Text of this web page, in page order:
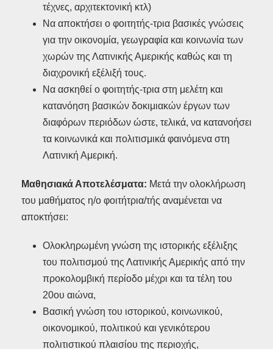
τέχνες, αρχιτεκτονική κτλ)
Να αποκτήσει ο φοιτητής-τρια βασικές γνώσεις
για την οικονομία, γεωγραφία και κοινωνία των
χωρών της Λατινικής Αμερικής καθώς και τη
διαχρονική εξέλιξή τους.
Να ασκηθεί ο φοιτητής-τρια στη μελέτη και
κατανόηση βασικών δοκιμιακών έργων των
διαφόρων περιόδων ώστε, τελικά, να κατανοήσει
τα κοινωνικά και πολιτισμικά φαινόμενα στη
Λατινική Αμερική.
Μαθησιακά Αποτελέσματα: Μετά την ολοκλήρωση
του μαθήματος η/ο φοιτήτρια/τής αναμένεται να
αποκτήσει:
Ολοκληρωμένη γνώση της ιστορικής εξέλιξης
του πολιτισμού της Λατινικής Αμερικής από την
προκολομβική περίοδο μέχρι και τα τέλη του
20ου αιώνα,
Βασική γνώση του ιστορικού, κοινωνικού,
οικονομικού, πολιτικού και γενικότερου
πολιτιστικού πλαισίου της περιοχής,